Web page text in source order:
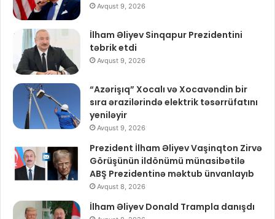
Avqust 9, 2026
İlham Əliyev Sinqapur Prezidentini
təbrik etdi
Avqust 9, 2026
“Azərişıq” Xocalı və Xocavəndin bir
sıra ərazilərində elektrik təsərrüfatını
yeniləyir
Avqust 9, 2026
Prezident İlham Əliyev Vaşinqton Zirvə
Görüşünün ildönümü münasibətilə
ABŞ Prezidentinə məktub ünvanlayıb
Avqust 8, 2026
İlham Əliyev Donald Trampla danışdı